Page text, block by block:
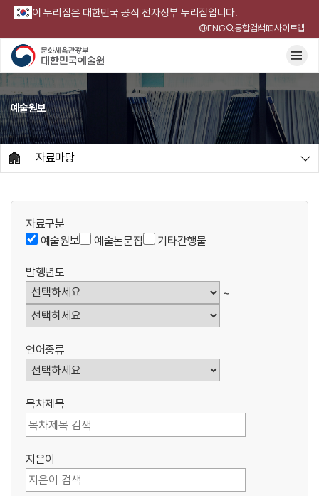
이 누리집은 대한민국 공식 전자정부 누리집입니다.
ENG 통합검색 사이트맵
예술원보
HOME
자료마당
자료구분
예술원보
예술논문집 기타간행물
발행년도
~
언어종류
목차제목
지은이